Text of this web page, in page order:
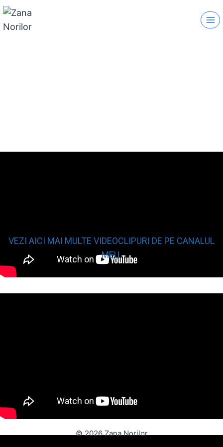
VEZI AICI MAI MULTE VIDEOCLIPURI DE PE CANALUL
MEU
© 2026 Zana Norilor